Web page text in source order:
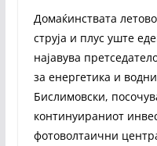
Домаќинствата
струја и плус уште
најавува
за енергетика и
Бислимовски,
континуираниот
фотоволтаични